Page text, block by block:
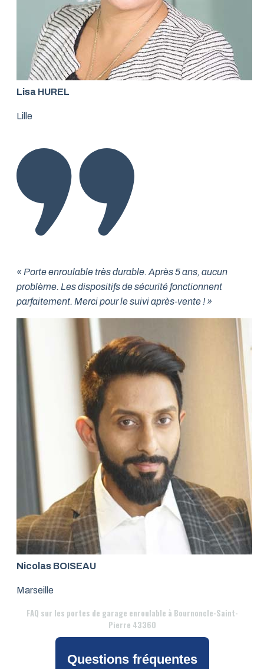
Lisa HUREL
Lille
« Porte enroulable très durable. Après 5 ans, aucun
problème. Les dispositifs de sécurité fonctionnent
parfaitement. Merci pour le suivi après-vente ! »
Nicolas BOISEAU
Marseille
FAQ sur les portes de garage enroulable à Bournoncle-Saint-
Pierre 43360
Questions fréquentes